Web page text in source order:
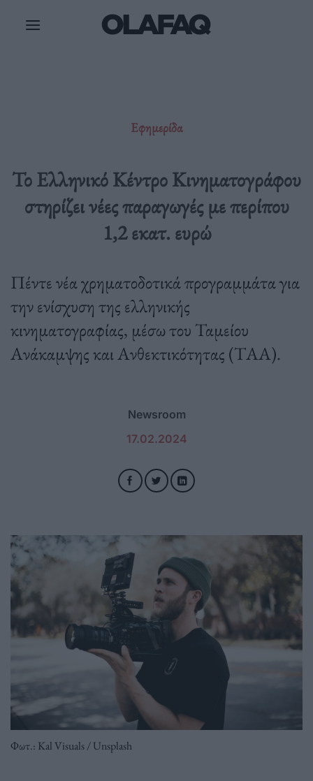
Εφημερίδα
Το Ελληνικό Κέντρο Κινηματογράφου
στηρίζει νέες παραγωγές με περίπου
1,2 εκατ. ευρώ
Πέντε νέα χρηματοδοτικά προγραμμάτα για
την ενίσχυση της ελληνικής
κινηματογραφίας, μέσω του Ταμείου
Ανάκαμψης και Ανθεκτικότητας (ΤΑΑ).
Newsroom
17.02.2024
Φωτ.: Κal Visuals / Unsplash